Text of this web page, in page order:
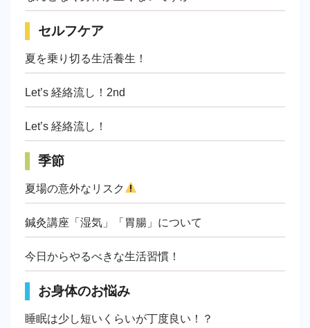
セルフケア
夏を乗り切る生活養生！
Let’s 経絡流し！2nd
Let’s 経絡流し！
季節
夏場の意外なリスク
鍼灸講座「湿気」「胃腸」について
今日からやるべきな生活習慣！
お身体のお悩み
睡眠は少し短いくらいが丁度良い！？